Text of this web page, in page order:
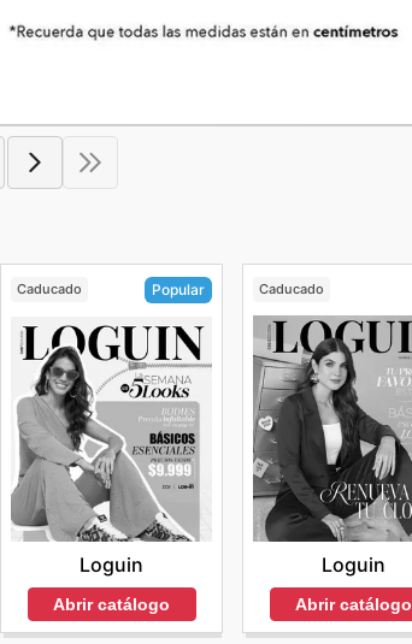
Caducado Popular
Loguin
Abrir catálogo
Caducado
Loguin
Abrir catálogo